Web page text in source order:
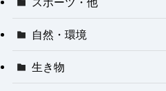
自然・環境
生き物